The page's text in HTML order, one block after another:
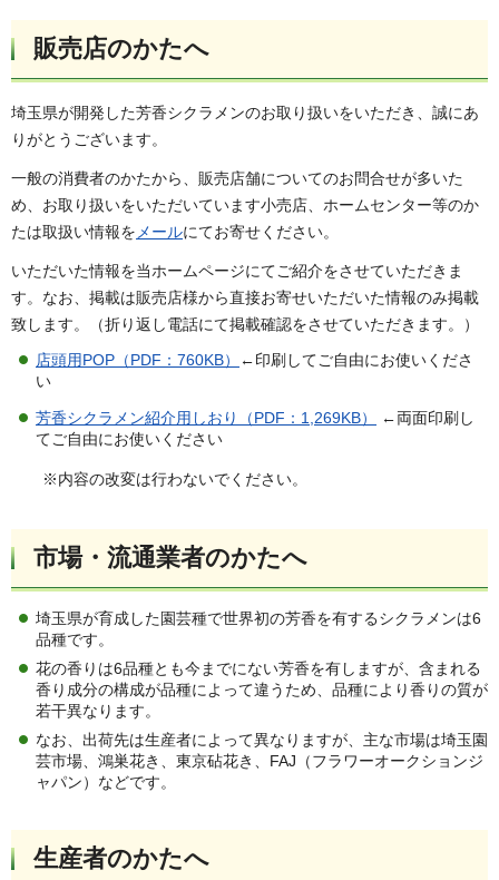
販売店のかたへ
埼玉県が開発した芳香シクラメンのお取り扱いをいただき、誠にあ
りがとうございます。
一般の消費者のかたから、販売店舗についてのお問合せが多いた
め、お取り扱いをいただいています小売店、ホームセンター等のか
たは取扱い情報を メールにてお寄せください。
いただいた情報を当ホームページにてご紹介をさせていただきま
す。なお、掲載は販売店様から直接お寄せいただいた情報のみ掲載
致します。（折り返し電話にて掲載確認をさせていただきます。）
店頭用POP（PDF：760KB）
←印刷してご自由にお使いくださ
い
芳香シクラメン紹介用しおり（PDF：1,269KB）
←両面印刷し
てご自由にお使いください
※内容の改変は行わないでください。
市場・流通業者のかたへ
埼玉県が育成した園芸種で世界初の芳香を有するシクラメンは6
品種です。
花の香りは6品種とも今までにない芳香を有しますが、含まれる
香り成分の構成が品種によって違うため、品種により香りの質が
若干異なります。
なお、出荷先は生産者によって異なりますが、主な市場は埼玉園
芸市場、鴻巣花き、東京砧花き、FAJ（フラワーオークションジ
ャパン）などです。
生産者のかたへ